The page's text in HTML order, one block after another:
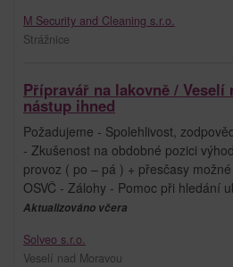
M Security and Cleaning s.r.o.
Strážnice
Přípravář na lakovně / Veselí
nástup ihned
Požadujeme - Spolehlivost,
- Zkušenost na obdobné pozici
provoz ( po – pá ) + přesčasy
OSVČ - Zálohy - Pomoc při hledání
Aktualizováno včera
Solveo s.r.o.
Veselí nad Moravou